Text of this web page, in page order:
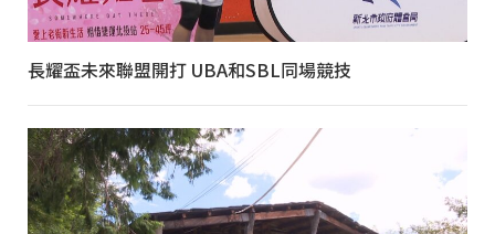
長耀盃未來聯盟開打 UBA和SBL同場競技